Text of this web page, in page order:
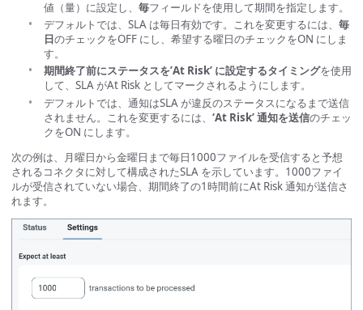
値（量）に設定し、 毎フィールドを使用して期間を指定します。
デフォルトでは、SLA は毎日有効です。これを変更するには、 毎
日のチェックをOFF にし、希望する曜日のチェックをON にしま
す。
期間終了前にステータスを’At Risk’ に設定するタイミングを使用
して、SLA がAt Risk としてマークされるようにします。
デフォルトでは、通知はSLA が違反のステータスになるまで送信
されません。これを変更するには、 ‘At Risk’ 通知を送信のチェッ
クをON にします。
次の例は、月曜日から金曜日まで毎日1000ファイルを受信すると予想
されるコネクタに対して構成されたSLA を示しています。1000ファイ
ルが受信されていない場合、期間終了の1時間前にAt Risk 通知が送信さ
れます。